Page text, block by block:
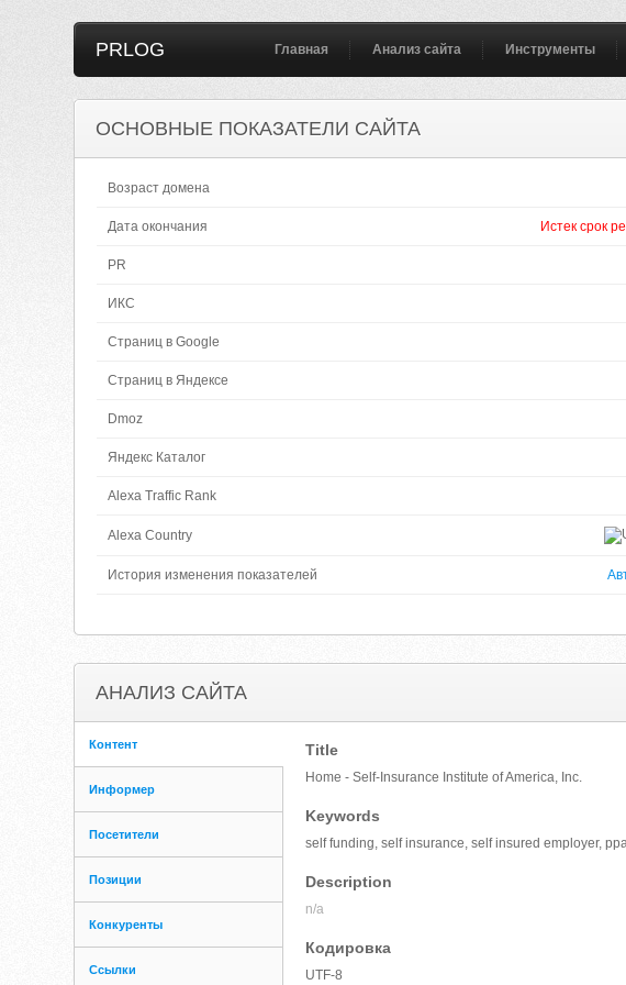
PRLOG Главная Анализ сайта Инструменты
ОСНОВНЫЕ ПОКАЗАТЕЛИ САЙТА
Возраст домена
Дата окончания Истек срок
PR
ИКС
Страниц в Google
Страниц в Яндексе
Dmoz
Яндекс Каталог
Alexa Traffic Rank
Alexa Country
История изменения показателей
АНАЛИЗ САЙТА
Контент
Информер
Посетители
Позиции
Конкуренты
Ссылки
Title
Home - Self-Insurance Institute of America, Inc.
Keywords
self funding, self insurance, self insured employer,
Description
n/a
Кодировка
UTF-8